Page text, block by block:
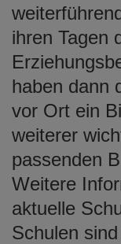
ihren Tagen
haben dann
vor Ort ein
weiterer
passenden
Weitere
aktuelle
Schulen